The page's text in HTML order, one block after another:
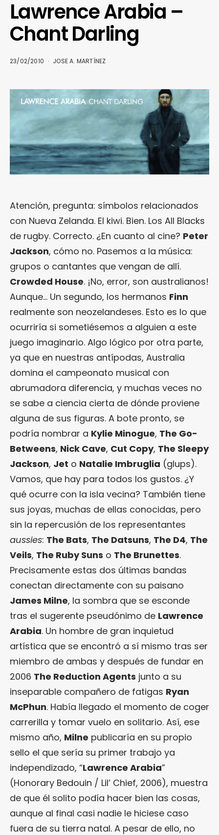
Lawrence Arabia –
Chant Darling
23/02/2010 JOSE A. MARTÍNEZ
Atención, pregunta: símbolos relacionados
con Nueva Zelanda. El kiwi. Bien. Los All Blacks
de rugby. Correcto. ¿En cuanto al cine? Peter
Jackson, cómo no. Pasemos a la música:
grupos o cantantes que vengan de allí.
Crowded House. ¡No, error, son australianos!
Aunque… Un segundo, los hermanos Finn
realmente son neozelandeses. Esto es lo que
ocurriría si sometiésemos a alguien a este
juego imaginario. Algo lógico por otra parte,
ya que en nuestras antípodas, Australia
domina el campeonato musical con
abrumadora diferencia, y muchas veces no
se sabe a ciencia cierta de dónde proviene
alguna de sus figuras. A bote pronto, se
podría nombrar a Kylie Minogue, The Go-
Betweens, Nick Cave, Cut Copy, The Sleepy
Jackson, Jet o Natalie Imbruglia (glups).
Vamos, que hay para todos los gustos. ¿Y
qué ocurre con la isla vecina? También tiene
sus joyas, muchas de ellas conocidas, pero
sin la repercusión de los representantes
aussies: The Bats, The Datsuns, The D4, The
Veils, The Ruby Suns o The Brunettes.
Precisamente estas dos últimas bandas
conectan directamente con su paisano
James Milne, la sombra que se esconde
tras el sugerente pseudónimo de Lawrence
Arabia. Un hombre de gran inquietud
artística que se encontró a sí mismo tras ser
miembro de ambas y después de fundar en
2006 The Reduction Agents junto a su
inseparable compañero de fatigas Ryan
McPhun. Había llegado el momento de coger
carrerilla y tomar vuelo en solitario. Así, ese
mismo año, Milne publicaría en su propio
sello el que sería su primer trabajo ya
independizado, “Lawrence Arabia”
(Honorary Bedouin / Lil’ Chief, 2006), muestra
de que él solito podía hacer bien las cosas,
aunque al final casi nadie le hiciese caso
fuera de su tierra natal. A pesar de ello, no